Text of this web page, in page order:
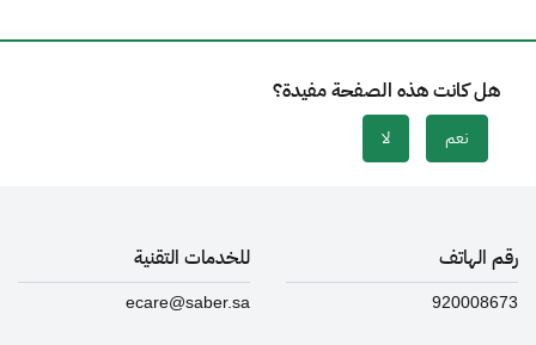
هل كانت هذه الصفحة مفيدة؟
نعم لا
رقم الهاتف
920008673
للخدمات التقنية
ecare@saber.sa